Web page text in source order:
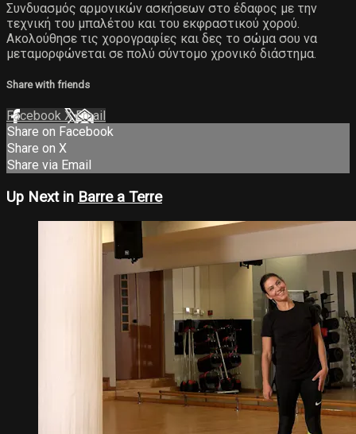
Συνδυασμός αρμονικών ασκήσεων στο έδαφος με την
τεχνική του μπαλέτου και του εκφραστικού χορού.
Ακολούθησε τις χορογραφίες και δες το σώμα σου να
μεταμορφώνεται σε πολύ σύντομο χρονικό διάστημα.
Share with friends
Facebook XEmail
Share on Facebook
Share on X
Share via Email
Up Next in Barre a Terre